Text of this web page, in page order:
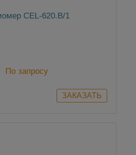
CEL-620.B/1
По запросу